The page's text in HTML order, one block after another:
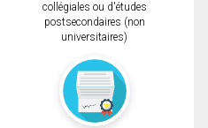
collégiales ou d'études
postsecondaires (non
universitaires)